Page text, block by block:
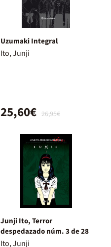
Uzumaki Integral
Ito, Junji
26,95€
25,60€
Junji Ito, Terror
despedazado núm. 3 de 28
Ito, Junji